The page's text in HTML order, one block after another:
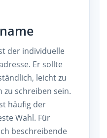
der individuelle
Er sollte
leicht zu
zu schreiben sein.
häufig der
Wahl. Für
beschreibende